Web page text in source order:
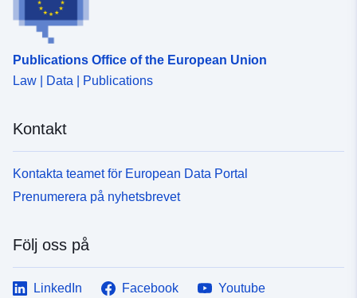
Publications Office of the European Union
Law | Data | Publications
Kontakt
Kontakta teamet för European Data Portal
Prenumerera på nyhetsbrevet
Följ oss på
LinkedIn Facebook
Youtube